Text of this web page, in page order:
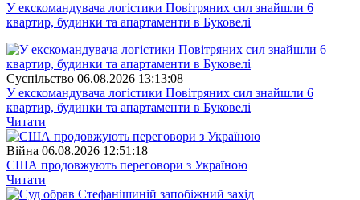
У екскомандувача логістики Повітряних сил знайшли 6
квартир, будинки та апартаменти в Буковелі
Суспiльство 06.08.2026 13:13:08
У екскомандувача логістики Повітряних сил знайшли 6
квартир, будинки та апартаменти в Буковелі
Читати
Війна 06.08.2026 12:51:18
США продовжують переговори з Україною
Читати